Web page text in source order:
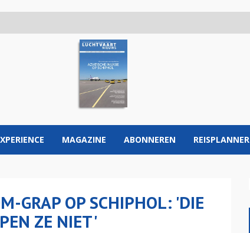
MAGAZINE ABONNEREN REISPLANNER
GRAP OP SCHIPHOL: 'DIE
ZE NIET'